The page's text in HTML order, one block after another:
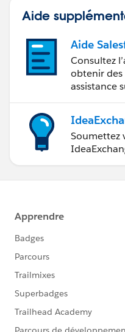
Aide
Aide
Consultez
obtenir des
assistance
Soumettez